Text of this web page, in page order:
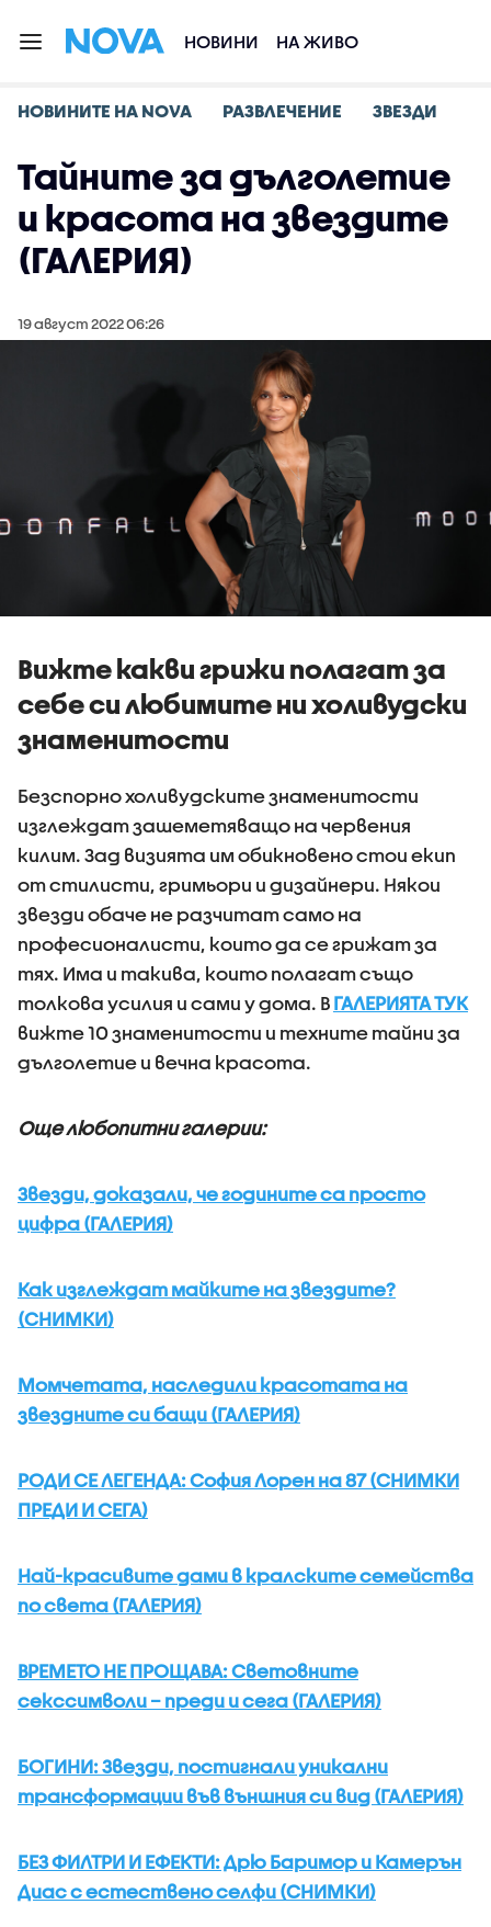
НОВИНИ НА ЖИВО
НОВИНИТЕ НА NOVA РАЗВЛЕЧЕНИЕ ЗВЕЗДИ
Тайните за дълголетие
и красота на звездите
(ГАЛЕРИЯ)
19 август 2022 06:26
Вижте какви грижи полагат за
себе си любимите ни холивудски
знаменитости
Безспорно холивудските знаменитости
изглеждат зашеметяващо на червения
килим. Зад визията им обикновено стои екип
от стилисти, гримьори и дизайнери. Някои
звезди обаче не разчитат само на
професионалисти, които да се грижат за
тях. Има и такива, които полагат също
толкова усилия и сами у дома. В ГАЛЕРИЯТА ТУК
вижте 10 знаменитости и техните тайни за
дълголетие и вечна красота.
Още любопитни галерии:
Звезди, доказали, че годините са просто
цифра (ГАЛЕРИЯ)
Как изглеждат майките на звездите?
(СНИМКИ)
Момчетата, наследили красотата на
звездните си бащи (ГАЛЕРИЯ)
РОДИ СЕ ЛЕГЕНДА: София Лорен на 87 (СНИМКИ
ПРЕДИ И СЕГА)
Най-красивите дами в кралските семейства
по света (ГАЛЕРИЯ)
ВРЕМЕТО НЕ ПРОЩАВА: Световните
секссимволи – преди и сега (ГАЛЕРИЯ)
БОГИНИ: Звезди, постигнали уникални
трансформации във външния си вид (ГАЛЕРИЯ)
БЕЗ ФИЛТРИ И ЕФЕКТИ: Дрю Баримор и Камерън
Диас с естествено селфи (СНИМКИ)